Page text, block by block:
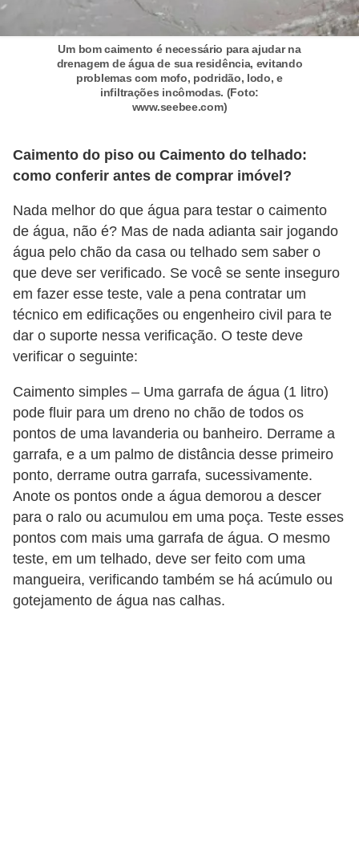
Um bom caimento é necessário para ajudar na
drenagem de água de sua residência, evitando
problemas com mofo, podridão, lodo, e
infiltrações incômodas. (Foto:
www.seebee.com)
Caimento do piso ou Caimento do telhado:
como conferir antes de comprar imóvel?
Nada melhor do que água para testar o caimento
de água, não é? Mas de nada adianta sair jogando
água pelo chão da casa ou telhado sem saber o
que deve ser verificado. Se você se sente inseguro
em fazer esse teste, vale a pena contratar um
técnico em edificações ou engenheiro civil para te
dar o suporte nessa verificação. O teste deve
verificar o seguinte:
Caimento simples – Uma garrafa de água (1 litro)
pode fluir para um dreno no chão de todos os
pontos de uma lavanderia ou banheiro. Derrame a
garrafa, e a um palmo de distância desse primeiro
ponto, derrame outra garrafa, sucessivamente.
Anote os pontos onde a água demorou a descer
para o ralo ou acumulou em uma poça. Teste esses
pontos com mais uma garrafa de água. O mesmo
teste, em um telhado, deve ser feito com uma
mangueira, verificando também se há acúmulo ou
gotejamento de água nas calhas.